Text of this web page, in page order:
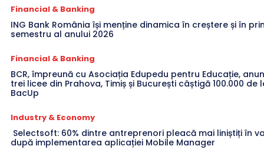
Financial & Banking
ING Bank România își menține dinamica în creștere și în
semestru al anului 2026
Financial & Banking
BCR, împreună cu Asociația Edupedu pentru Educație,
trei licee din Prahova, Timiș și București câștigă 100.000 de
BacUp
Industry & Economy
Selectsoft: 60% dintre antreprenori pleacă mai liniștiți în
după implementarea aplicației Mobile Manager